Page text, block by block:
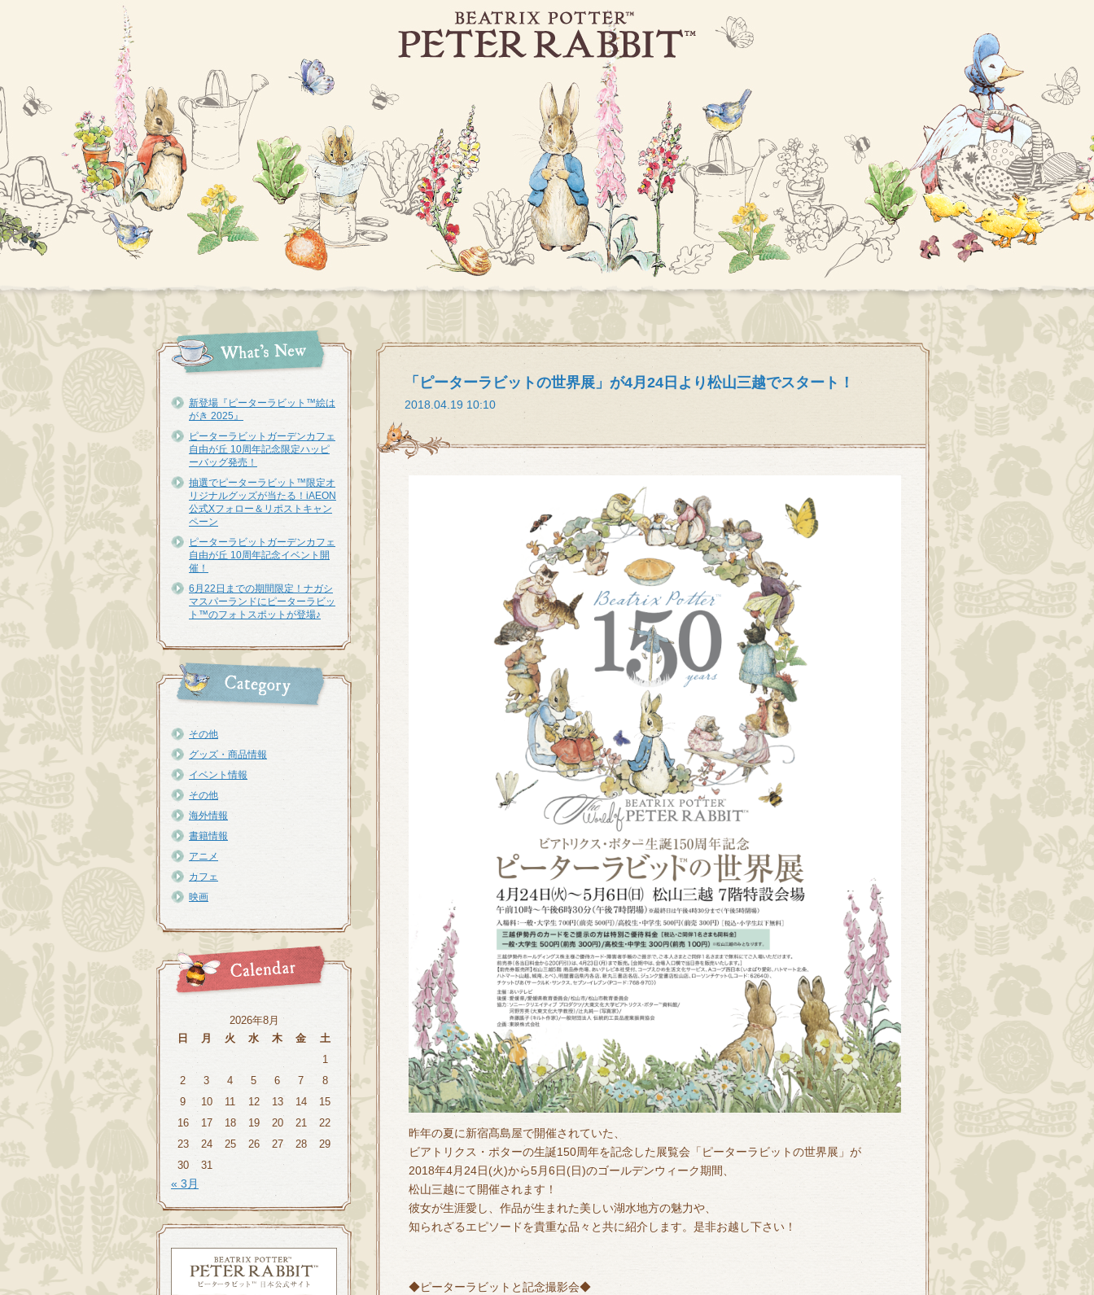
新登場『ピーターラビット™︎絵は
がき 2025』
ピーターラビットガーデンカフェ
自由が丘 10周年記念限定ハッピ
ーバッグ発売！
抽選でピーターラビット™限定オ
リジナルグッズが当たる！iAEON
公式Xフォロー＆リポストキャン
ペーン
ピーターラビットガーデンカフェ
自由が丘 10周年記念イベント開
催！
6月22日までの期間限定！ナガシ
マスパーランドにピーターラビッ
ト™のフォトスポットが登場♪
その他
グッズ・商品情報
イベント情報
その他
海外情報
書籍情報
アニメ
カフェ
映画
2026年8月
日
月 火 水 木 金
土
1
2
3 4 5 6 7
8
9
10 11 12 13 14
15
16
17 18 19 20 21
22
23
24 25 26 27 28
29
30
31
« 3月
「ピーターラビットの世界展」が4月24日より松山三越でスタート！
2018.04.19 10:10
昨年の夏に新宿髙島屋で開催されていた、
ビアトリクス・ポターの生誕150周年を記念した展覧会「ピーターラビットの世界展」が
2018年4月24日(火)から5月6日(日)のゴールデンウィーク期間、
松山三越にて開催されます！
彼女が生涯愛し、作品が生まれた美しい湖水地方の魅力や、
知られざるエピソードを貴重な品々と共に紹介します。是非お越し下さい！
◆ピーターラビットと記念撮影会◆